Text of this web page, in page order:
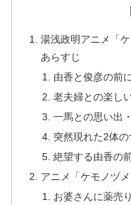
湯浅政明アニメ「
あらすじ
由香と俊彦の前
老夫婦との楽し
一馬との思い出
突然現れた2体
絶望する由香の
アニメ「ケモノヅ
お婆さんに薬売